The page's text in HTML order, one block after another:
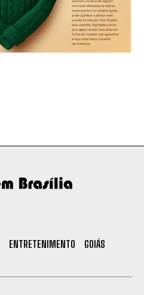
ENTRETENIMENTO
GOIÁS